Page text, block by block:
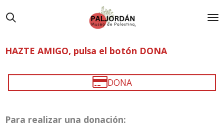
Ir
al
principal
HAZTE AMIGO, pulsa el botón DONA
DONA
Para realizar una donación: